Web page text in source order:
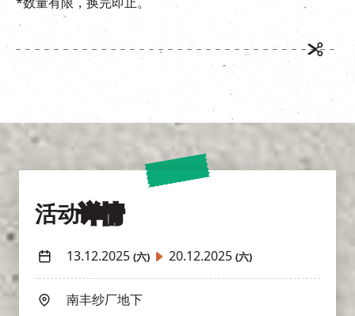
活动详情
13.12.2025 (六) 20.12.2025 (六)
南丰纱厂地下